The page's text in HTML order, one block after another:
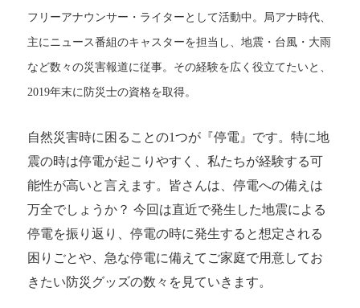
防災グッズの紹介
停電時に困らないように、お手元に防災グッズのご用
意を
フリーアナウンサー・ライターとして活動中。局アナ時代、
主にニュース番組のキャスターを担当し、地震・台風・大雨
など数々の災害報道に従事。その経験を広く役立てたいと、
2019年末に防災士の資格を取得。
自然災害時に困ることの1つが『停電』です。特に地
震の時は停電が起こりやすく、私たちが経験する可
能性が高いと言えます。皆さんは、停電への備えは
万全でしょうか？ 今回は直近で発生した地震による
停電を振り返り、停電の時に発生すると想定される
困りごとや、急な停電に備えてご家庭で用意してお
きたい防災グッズの数々を見ていきます。